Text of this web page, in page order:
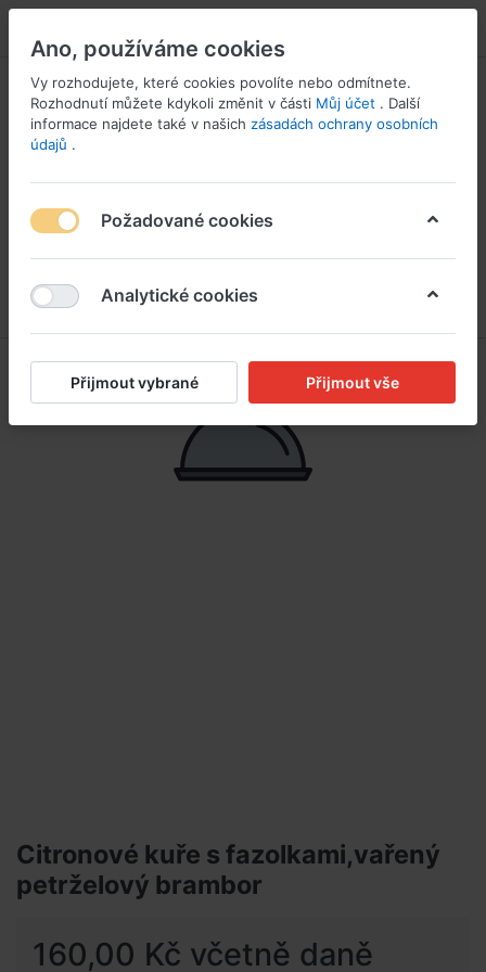
Citronové kuře s fazolkami,vařený
petrželový brambor
160,00 Kč včetně daně
Ano, používáme cookies
Vy rozhodujete, které cookies povolíte nebo odmítnete.
Rozhodnutí můžete kdykoli změnit v části Můj účet . Další
informace najdete také v našich zásadách ochrany osobních
údajů .
Požadované cookies
Analytické cookies
Přijmout vybrané Přijmout vše